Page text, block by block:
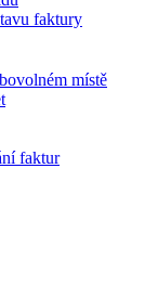
faktury
místě
faktur